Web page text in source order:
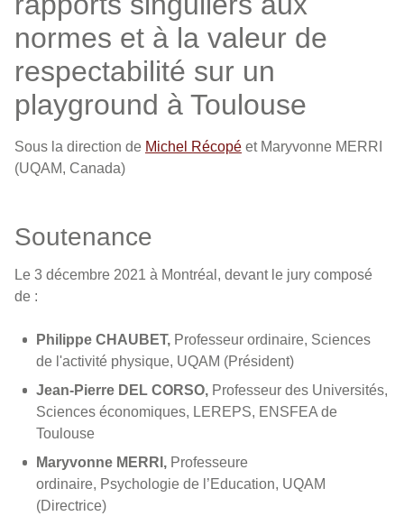
normes et à la valeur de
respectabilité sur un
playground à Toulouse
Sous la direction de Michel Récopé et Maryvonne MERRI
(UQAM, Canada)
Soutenance
Le 3 décembre 2021 à Montréal, devant le jury composé
de :
Philippe CHAUBET, Professeur ordinaire, Sciences
de l'activité physique, UQAM (Président)
Jean-Pierre DEL CORSO, Professeur des Universités,
Sciences économiques, LEREPS, ENSFEA de
Toulouse
Maryvonne MERRI, Professeure
ordinaire, Psychologie de l’Education, UQAM
(Directrice)